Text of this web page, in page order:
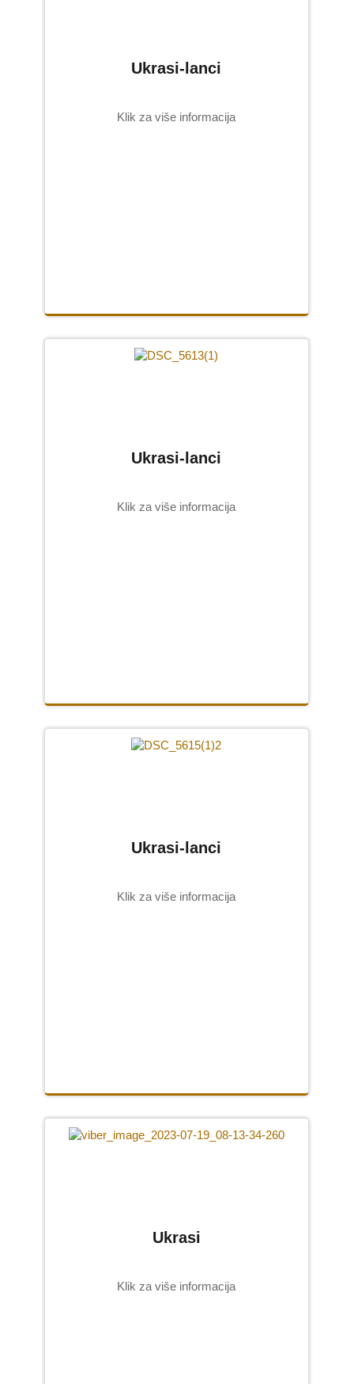
Ukrasi-lanci
Klik za više informacija
Ukrasi-lanci
Klik za više informacija
Ukrasi-lanci
Klik za više informacija
Ukrasi
Klik za više informacija